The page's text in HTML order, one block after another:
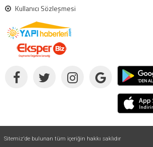
Kullanıcı Sözleşmesi
Sitemiz'de bulunan tüm içeriğin hakkı saklıdır